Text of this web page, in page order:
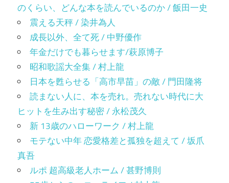
のくらい、どんな本を読んでいるのか / 飯田一史
震える天秤 / 染井為人
成長以外、全て死 / 中野優作
年金だけでも暮らせます/萩原博子
昭和歌謡大全集 / 村上龍
日本を甦らせる「高市早苗」の敵 / 門田隆将
読まない人に、本を売れ。売れない時代に大
ヒットを生み出す秘密 / 永松茂久
新 13歳のハローワーク / 村上龍
モテない中年 恋愛格差と孤独を超えて / 坂爪
真吾
ルポ 超高級老人ホーム / 甚野博則